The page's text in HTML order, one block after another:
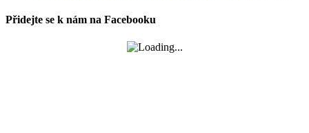
Přidejte se k nám na Facebooku